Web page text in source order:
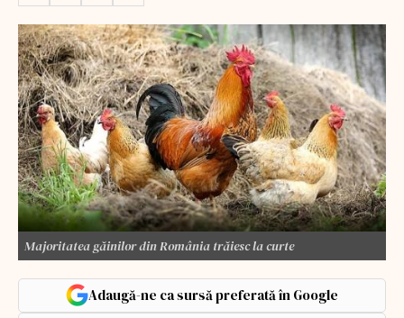
Majoritatea găinilor din România trăiesc la curte
Adaugă-ne ca sursă preferată în Google